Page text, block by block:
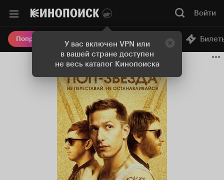
У вас включен VPN или
в вашей стране доступен
не весь каталог Кинопоиска
Войти
Попробовать Плюс Онлайн-кинотеатр